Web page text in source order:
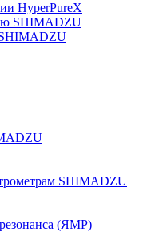
HyperPureX
SHIMADZU
SHIMADZU
(ЯМР)